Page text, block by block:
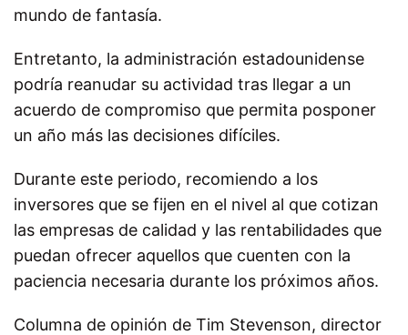
mundo de fantasía.
Entretanto, la administración estadounidense
podría reanudar su actividad tras llegar a un
acuerdo de compromiso que permita posponer
un año más las decisiones difíciles.
Durante este periodo, recomiendo a los
inversores que se fijen en el nivel al que cotizan
las empresas de calidad y las rentabilidades que
puedan ofrecer aquellos que cuenten con la
paciencia necesaria durante los próximos años.
Columna de opinión de Tim Stevenson, director